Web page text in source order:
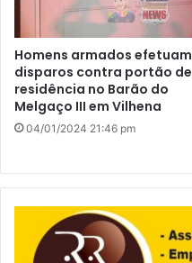
Homens armados efetuam
disparos contra portão de
residência no Barão do
Melgaço III em Vilhena
04/01/2024 21:46 pm